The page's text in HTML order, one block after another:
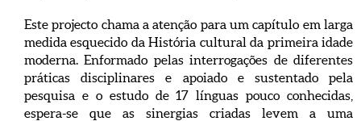
Este projecto chama a atenção para um capítulo em larga
medida esquecido da História cultural da primeira idade
moderna. Enformado pelas interrogações de diferentes
práticas disciplinares e apoiado e sustentado pela
pesquisa e o estudo de 17 línguas pouco conhecidas,
espera-se que as sinergias criadas levem a uma